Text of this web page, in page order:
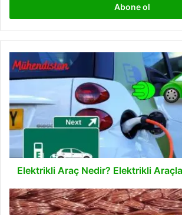
Elektrikli
Araç
Nedir?
Elektrikli
Araçlar
Nasıl
Çalışır?
Elektrikli Araç Nedir? Elektrikli Araçlar
Bakır
Nedir?